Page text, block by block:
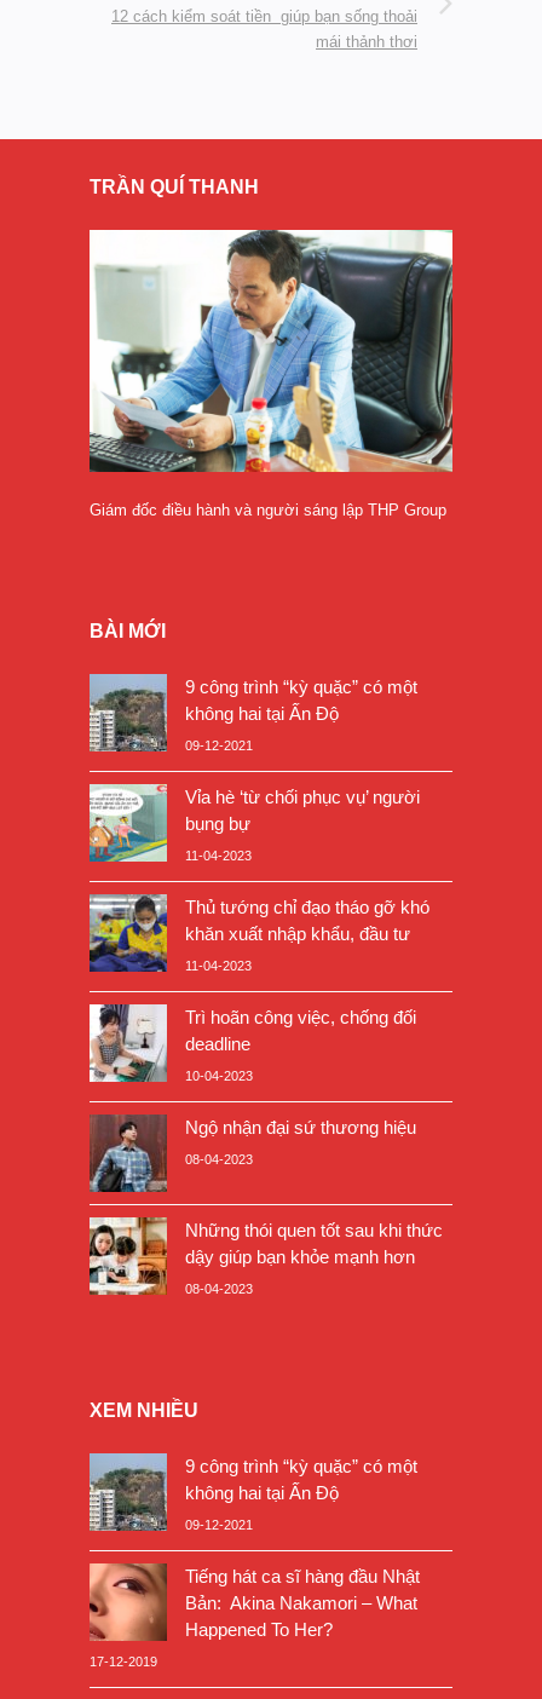
12 cách kiểm soát tiền giúp bạn sống thoải
mái thảnh thơi
TRẦN QUÍ THANH
Giám đốc điều hành và người sáng lập THP Group
BÀI MỚI
9 công trình “kỳ quặc” có một
không hai tại Ấn Độ
09-12-2021
Vỉa hè ‘từ chối phục vụ’ người
bụng bự
11-04-2023
Thủ tướng chỉ đạo tháo gỡ khó
khăn xuất nhập khẩu, đầu tư
11-04-2023
Trì hoãn công việc, chống đối
deadline
10-04-2023
Ngộ nhận đại sứ thương hiệu
08-04-2023
Những thói quen tốt sau khi thức
dậy giúp bạn khỏe mạnh hơn
08-04-2023
XEM NHIỀU
9 công trình “kỳ quặc” có một
không hai tại Ấn Độ
09-12-2021
Tiếng hát ca sĩ hàng đầu Nhật
Bản: Akina Nakamori – What
Happened To Her?
17-12-2019